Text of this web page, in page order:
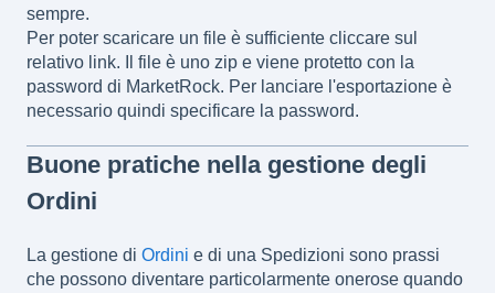
sempre.
Per poter scaricare un file è sufficiente cliccare sul
relativo link. Il file è uno zip e viene protetto con la
password di MarketRock. Per lanciare l'esportazione è
necessario quindi specificare la password.
Buone pratiche nella gestione degli
Ordini
La gestione di Ordini e di una Spedizioni sono prassi
che possono diventare particolarmente onerose quando